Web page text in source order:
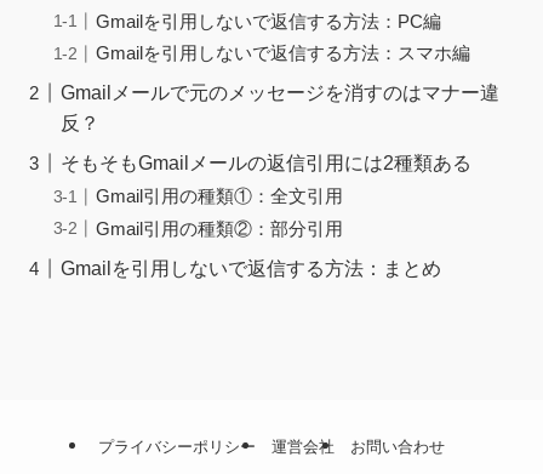
Gmailを引用しないで返信する方法：PC編
Gmailを引用しないで返信する方法：スマホ編
Gmailメールで元のメッセージを消すのはマナー違
反？
そもそもGmailメールの返信引用には2種類ある
Gmail引用の種類①：全文引用
Gmail引用の種類②：部分引用
Gmailを引用しないで返信する方法：まとめ
プライバシーポリシー 運営会社 お問い合わせ